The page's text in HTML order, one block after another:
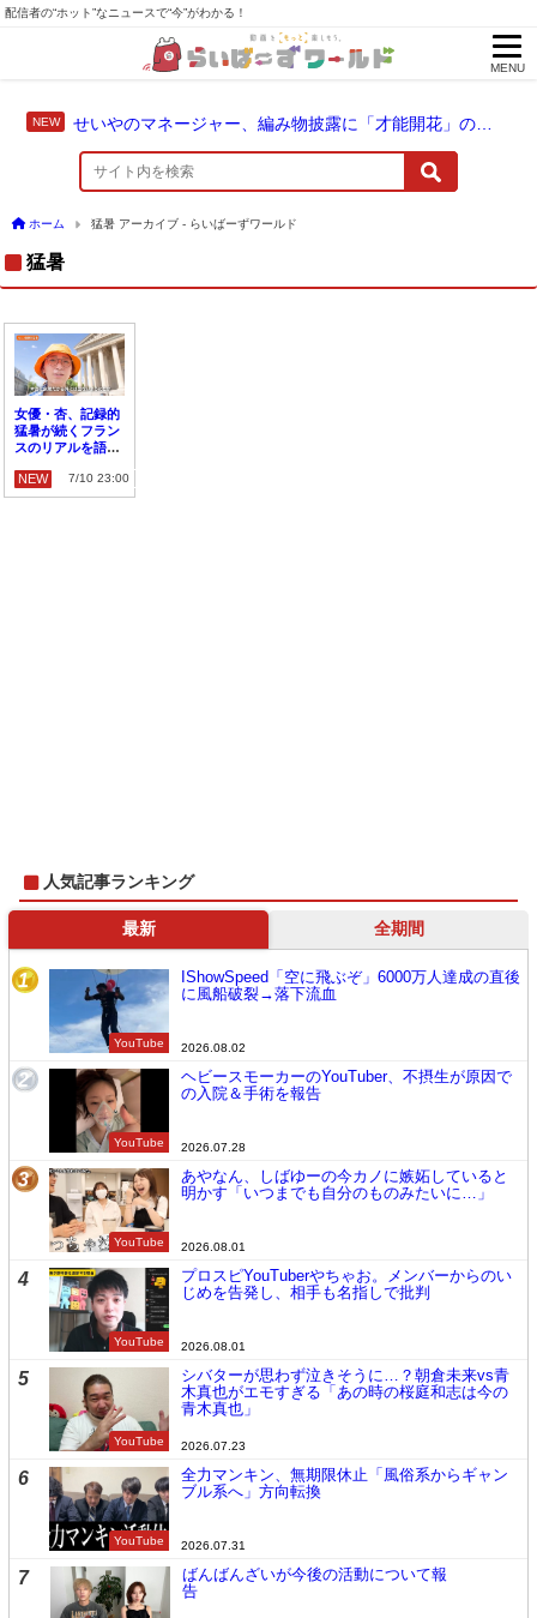
配信者の“ホット”なニュースで“今”がわかる！
MENU
せいやのマネージャー、編み物披露に「才能開花」の予感
ホーム 猛暑 アーカイブ - らいばーずワールド
猛暑
女優・杏、記録的
猛暑が続くフラン
スのリアルを語る
ーがありません」
NEW 7/10 23:00
人気記事ランキング
最新 全期間
1
YouTube
IShowSpeed「空に飛ぶぞ」6000万人達成の直後
に風船破裂→落下流血
2026.08.02
2
YouTube
ヘビースモーカーのYouTuber、不摂生が原因で
の入院＆手術を報告
2026.07.28
3
YouTube
あやなん、しばゆーの今カノに嫉妬していると
明かす「いつまでも自分のものみたいに…」
2026.08.01
4
YouTube
プロスピYouTuberやちゃお。メンバーからのい
じめを告発し、相手も名指しで批判
2026.08.01
5
YouTube
シバターが思わず泣きそうに…？朝倉未来vs青
木真也がエモすぎる「あの時の桜庭和志は今の
青木真也」
2026.07.23
6
YouTube
全力マンキン、無期限休止「風俗系からギャン
ブル系へ」方向転換
2026.07.31
7
ばんばんざいが今後の活動について報
告